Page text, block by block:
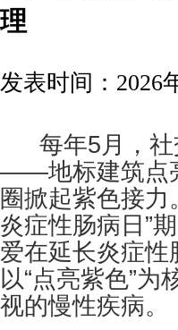
理
发表时间：2026
每年5月，
——地标建筑点
圈掀起紫色接
炎症性肠病日”
爱在延长炎症
以“点亮紫色”
视的慢性疾病。